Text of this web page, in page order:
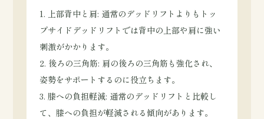
1. 上部背中と肩: 通常のデッドリフトよりもトッ
プサイドデッドリフトでは背中の上部や肩に強い
刺激がかかります。
2. 後ろの三角筋: 肩の後ろの三角筋も強化され、
姿勢をサポートするのに役立ちます。
3. 膝への負担軽減: 通常のデッドリフトと比較し
て、膝への負担が軽減される傾向があります。